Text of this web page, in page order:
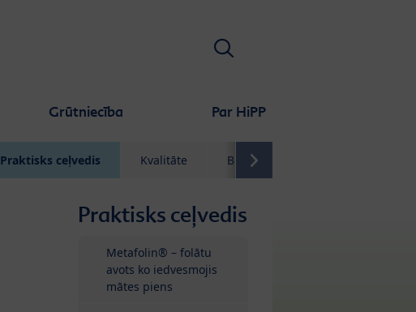
Grūtniecība Par HiPP
Meklēt
Praktisks ceļvedis Kvalitāte Biežāk uzdotie jautājumi
Praktisks ceļvedis
Metafolin® – folātu
avots ko iedvesmojis
mātes piens